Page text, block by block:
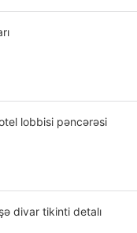
lobbisi pəncərəsi
divar tikinti detalı